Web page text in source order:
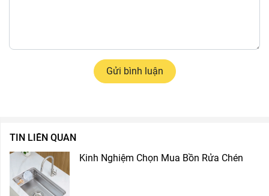
Gửi bình luận
TIN LIÊN QUAN
Kinh Nghiệm Chọn Mua Bồn Rửa Chén